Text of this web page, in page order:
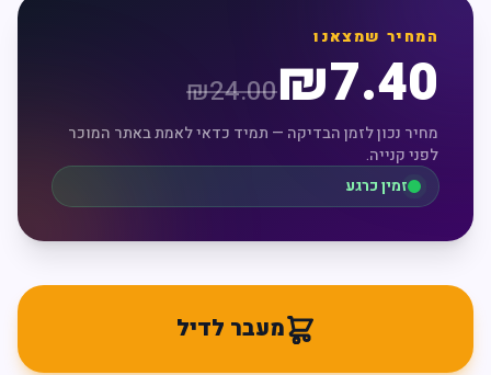
המחיר שמצאנו
₪7.40
₪24.00
מחיר נכון לזמן הבדיקה — תמיד כדאי לאמת באתר המוכר
לפני קנייה.
זמין כרגע
מעבר לדיל